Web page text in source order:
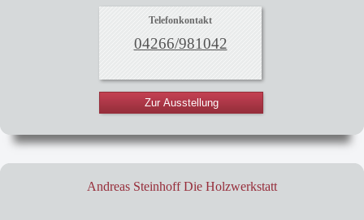
Telefonkontakt
04266/981042
Zur Ausstellung
Andreas Steinhoff Die Holzwerkstatt